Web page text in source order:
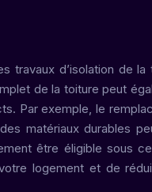
travaux d’isolation de la
de la toiture peut
Par exemple, le
matériaux durables
être éligible sous
logement et de